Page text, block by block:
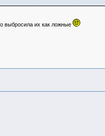
выбросила их как ложные